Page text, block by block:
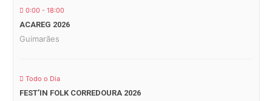
0:00 - 18:00
ACAREG 2026
Guimarães
Todo o Dia
FEST’IN FOLK CORREDOURA 2026